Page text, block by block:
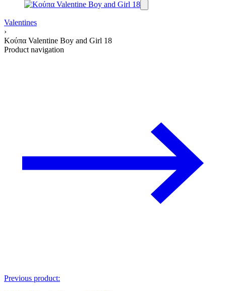
Valentines
›
Κούπα Valentine Boy and Girl 18
Product navigation
Previous product: